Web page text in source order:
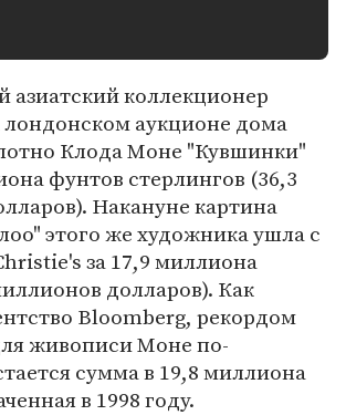
азиатский коллекционер
аукционе дома
Клода Моне "Кувшинки"
фунтов стерлингов (36,3
Накануне картина
этого же художника ушла с
за 17,9 миллиона
долларов). Как
Bloomberg, рекордом
живописи Моне по-
сумма в 19,8 миллиона
в 1998 году.